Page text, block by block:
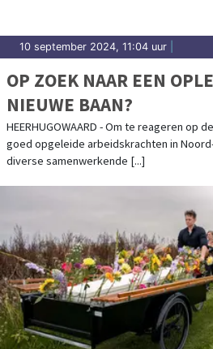
10 september 2024, 11:04 uur
OP ZOEK NAAR EEN
NIEUWE BAAN?
HEERHUGOWAARD - Om te reageren op
goed opgeleide arbeidskrachten in
diverse samenwerkende [...]